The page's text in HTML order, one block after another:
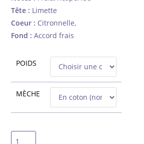
Tête : Limette
Coeur : Citronnelle,
Fond :Accord frais
POIDS
MÈCHE
quantité